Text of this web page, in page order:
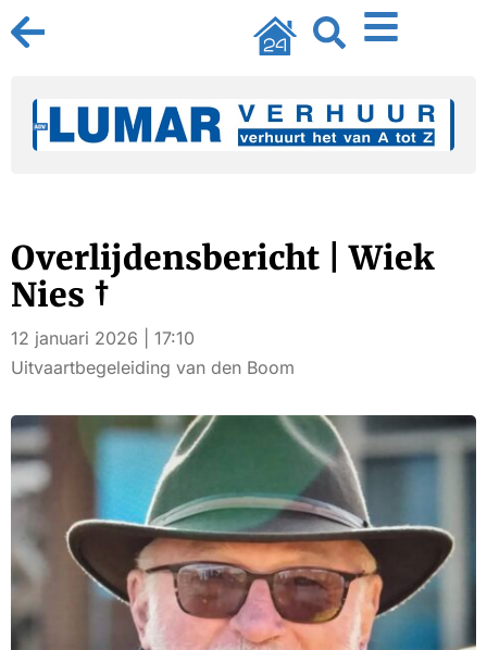
Overlijdensbericht | Wiek
Nies †
12 januari 2026 | 17:10
Uitvaartbegeleiding van den Boom